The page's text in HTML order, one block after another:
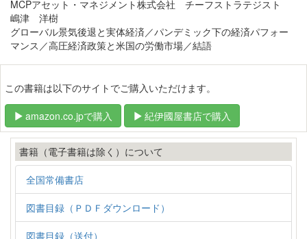
MCPアセット・マネジメント株式会社 チーフストラテジスト
嶋津 洋樹
グローバル景気後退と実体経済／パンデミック下の経済パフォー
マンス／高圧経済政策と米国の労働市場／結語
この書籍は以下のサイトでご購入いただけます。
amazon.co.jpで購入 紀伊國屋書店で購入
書籍（電子書籍は除く）について
全国常備書店
図書目録（ＰＤＦダウンロード）
図書目録（送付）